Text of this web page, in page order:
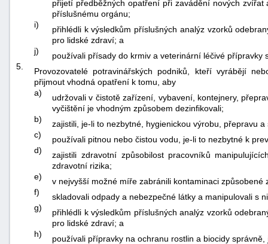
přijetí předběžných opatření při zavádění nových
příslušnému orgánu;
i)
přihlédli k výsledkům příslušných analýz vzorků
pro lidské zdraví; a
j)
používali přísady do krmiv a veterinární léčivé
5.
Provozovatelé potravinářských podniků, kteří vyrábějí
přijmout vhodná opatření k tomu, aby
a)
udržovali v čistotě zařízení, vybavení, kontejnery,
vyčištění je vhodným způsobem dezinfikovali;
b)
zajistili, je-li to nezbytné, hygienickou výrobu, přepravu
c)
používali pitnou nebo čistou vodu, je-li to nezbytné k
d)
zajistili zdravotní způsobilost pracovníků
zdravotní rizika;
e)
v nejvyšší možné míře zabránili kontaminaci způsobené
f)
skladovali odpady a nebezpečné látky a manipulovali s
g)
přihlédli k výsledkům příslušných analýz vzorků
pro lidské zdraví; a
h)
používali přípravky na ochranu rostlin a biocidy